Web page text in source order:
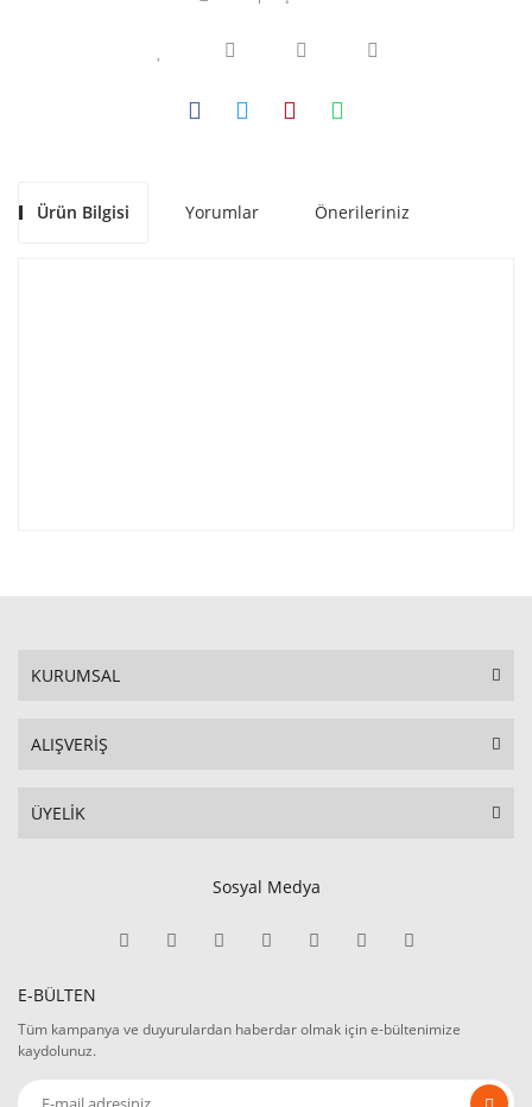
Ürün Bilgisi Yorumlar Önerileriniz
KURUMSAL
ALIŞVERİŞ
ÜYELİK
Sosyal Medya
E-BÜLTEN
Tüm kampanya ve duyurulardan haberdar olmak için e-bültenimize
kaydolunuz.